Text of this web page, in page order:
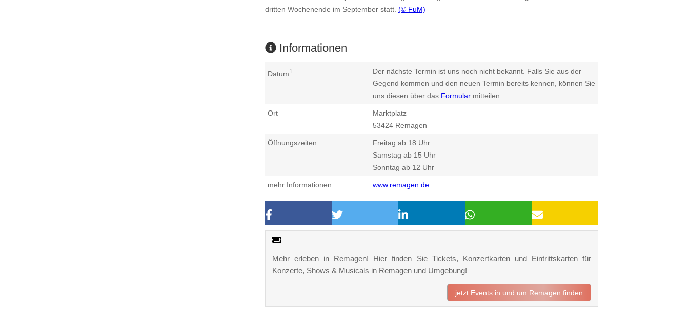
dritten Wochenende im September statt. (© FuM)
Informationen
Datum1
Der nächste Termin ist uns noch nicht bekannt. Falls Sie aus der
Gegend kommen und den neuen Termin bereits kennen, können Sie
uns diesen über das Formular mitteilen.
Ort
Marktplatz
53424 Remagen
Öffnungszeiten
Freitag ab 18 Uhr
Samstag ab 15 Uhr
Sonntag ab 12 Uhr
mehr Informationen www.remagen.de
Mehr erleben in Remagen! Hier finden Sie Tickets, Konzertkarten und Eintrittskarten für
Konzerte, Shows & Musicals in Remagen und Umgebung!
jetzt Events in und um Remagen finden